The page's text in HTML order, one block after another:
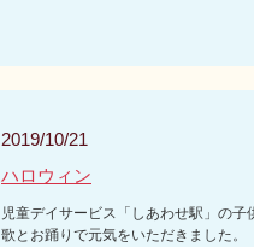
2019/10/21
ハロウィン
児童デイサービス「しあわせ駅」の子
歌とお踊りで元気をいただきました。